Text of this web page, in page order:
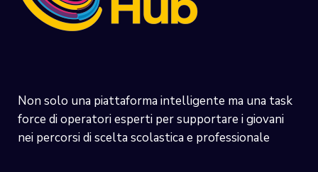
Non solo una piattaforma intelligente ma una task
force di operatori esperti per supportare i giovani
nei percorsi di scelta scolastica e professionale